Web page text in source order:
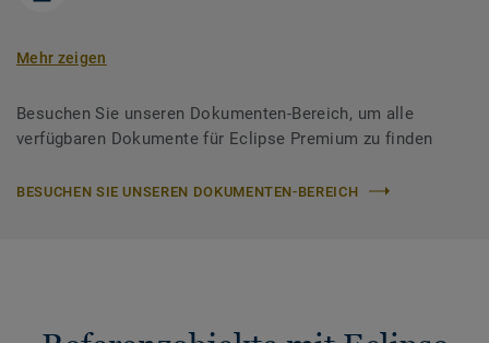
Mehr zeigen
Besuchen Sie unseren Dokumenten-Bereich, um alle
verfügbaren Dokumente für Eclipse Premium zu finden
BESUCHEN SIE UNSEREN DOKUMENTEN-BEREICH